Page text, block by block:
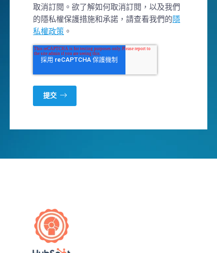
取消訂閱。欲了解如何取消訂閱，以及我們
的隱私權保護措施和承諾，請查看我們的隱
私權政策 。